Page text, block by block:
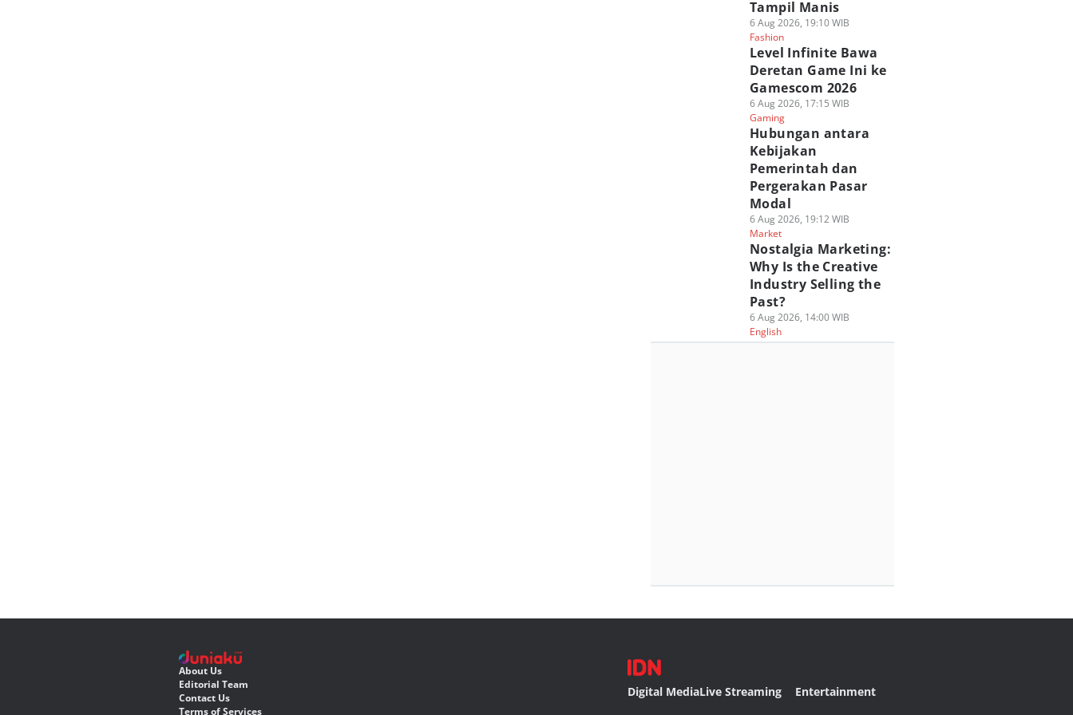
Tampil Manis
6 Aug 2026, 19:10 WIB
Fashion
Level Infinite Bawa
Deretan Game Ini ke
Gamescom 2026
6 Aug 2026, 17:15 WIB
Gaming
Hubungan antara
Kebijakan
Pemerintah dan
Pergerakan Pasar
Modal
6 Aug 2026, 19:12 WIB
Market
Nostalgia Marketing:
Why Is the Creative
Industry Selling the
Past?
6 Aug 2026, 14:00 WIB
English
About Us
Editorial Team
Contact Us
Terms of Services
Digital MediaLive Streaming Entertainment